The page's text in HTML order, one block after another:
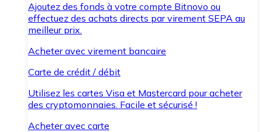
Ajoutez des fonds à votre compte Bitnovo ou
effectuez des achats directs par virement SEPA au
meilleur prix.
Acheter avec virement bancaire
Carte de crédit / débit
Utilisez les cartes Visa et Mastercard pour acheter
des cryptomonnaies. Facile et sécurisé !
Acheter avec carte